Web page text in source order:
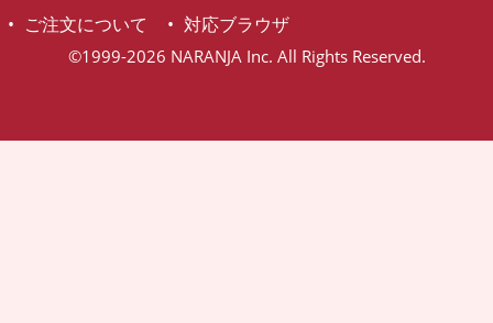
ご注文について
対応ブラウザ
©1999-2026 NARANJA Inc. All Rights Reserved.